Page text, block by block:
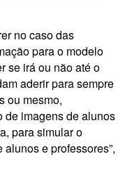
no caso das
para o modelo
se irá ou não até o
aderir para sempre
ou mesmo,
de imagens de alunos
para simular o
e professores”,